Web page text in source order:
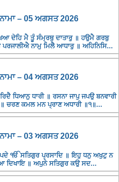
– 05 ਅਗਸਤ 2026
ਦੇਹਿ ਮੈ ਤੂੰ ਸੰਮ੍ਰਥੁ ਦਾਤਾਰੁ ॥ ਹਉਮੈ ਗਰਬੁ
ਨਾਮੁ ਮਿਲੈ ਆਧਾਰੁ ॥ ਅਹਿਨਿਸਿ...
– 04 ਅਗਸਤ 2026
ਧਿਆਨੁ ਧਾਰੀ ॥ ਰਸਨਾ ਜਾਪੁ ਜਪਉ ਬਨਵਾਰੀ
ਚਰਣ ਕਮਲ ਮਨ ਪ੍ਰਾਣ ਅਧਾਰੀ ॥੧॥...
– 03 ਅਗਸਤ 2026
ੴ ਸਤਿਗੁਰ ਪ੍ਰਸਾਦਿ ॥ ਇਹੁ ਧਨੁ ਅਖੁਟੁ ਨ
ਦਿਖਾਇ ॥ ਅਪੁਨੇ ਸਤਿਗੁਰ ਕਉ ਸਦ...